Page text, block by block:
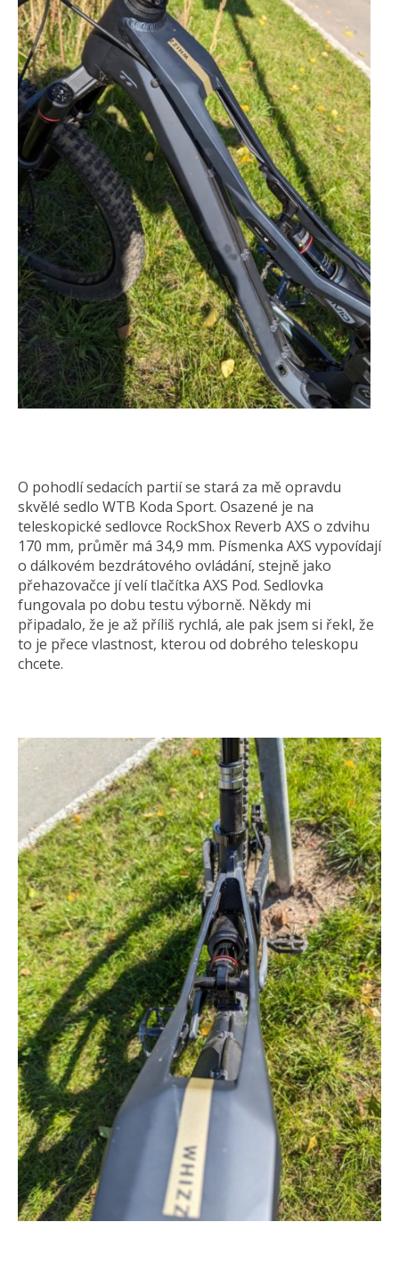
O pohodlí sedacích partií se stará za mě opravdu
skvělé sedlo WTB Koda Sport. Osazené je na
teleskopické sedlovce RockShox Reverb AXS o zdvihu
170 mm, průměr má 34,9 mm. Písmenka AXS vypovídají
o dálkovém bezdrátového ovládání, stejně jako
přehazovačce jí velí tlačítka AXS Pod. Sedlovka
fungovala po dobu testu výborně. Někdy mi
připadalo, že je až příliš rychlá, ale pak jsem si řekl, že
to je přece vlastnost, kterou od dobrého teleskopu
chcete.